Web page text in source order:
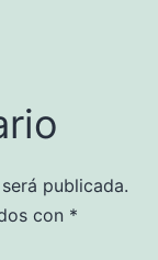
publicada.
con *